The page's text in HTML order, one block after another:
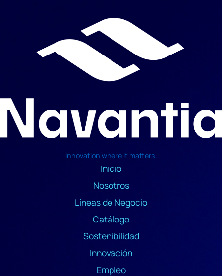
Innovation where it matters.
Inicio
Nosotros
Líneas de Negocio
Catálogo
Sostenibilidad
Innovación
Empleo